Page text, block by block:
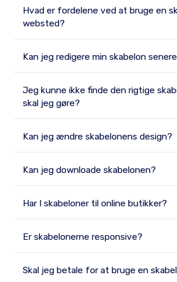
Hvad er fordelene ved at bruge en
websted?
Kan jeg redigere min skabelon
Jeg kunne ikke finde den rigtige
skal jeg gøre?
Kan jeg ændre skabelonens design?
Kan jeg downloade skabelonen?
Har I skabeloner til online butikker?
Er skabelonerne responsive?
Skal jeg betale for at bruge en